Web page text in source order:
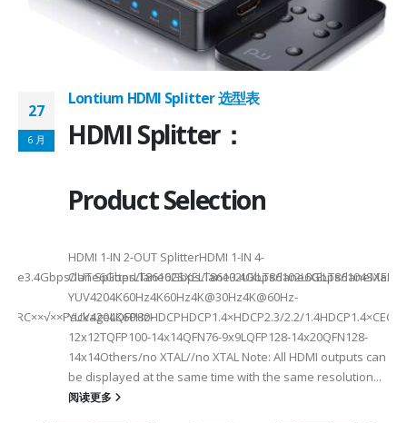
Rate3.4Gbps/lane6Gbps/lane6Gbps/lane3.4Gbps/lane6Gbps/laneMax
27
6 月
Lontium HDMI Splitter 选型表
HDMI Splitter：
Product Selection
HDMI 1-IN 2-OUT SplitterHDMI 1-IN 4-
OUT
YUV4204K60Hz4K60Hz4K@30Hz4K@60Hz-
YUV4204K60HzHDCPHDCP1.4×HDCP2.3/2.2/
12x12TQFP100-14x14QFN76-9x9LQFP128-14x20QFN128-
14x14Others/no XTAL//no XTAL Note: All HDMI outputs can
be displayed at the same time with the same resolution...
阅读更多